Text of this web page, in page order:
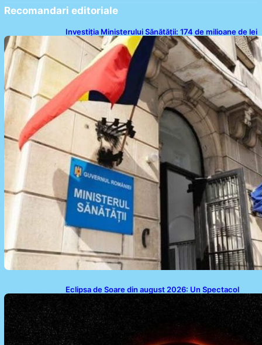
Recomandari editoriale
Investiția Ministerului Sănătății: 174 de milioane de lei
pentru modernizarea sistemului sanitar din România
Eclipsa de Soare din august 2026: Un Spectacol
Astronomic Pe Cerul României